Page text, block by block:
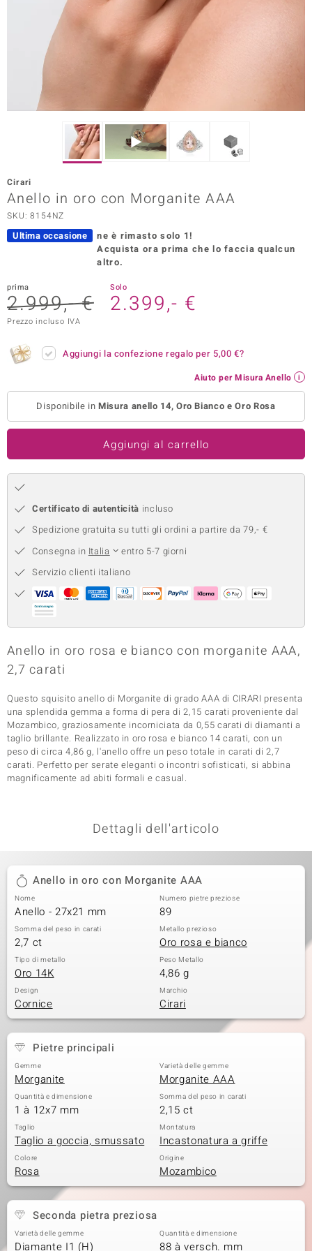
Designs
SELECTION
Paraíso
Collection
Classics
Cirari
Anello in oro con Morganite AAA
SKU: 8154NZ
Ultima occasione
ne è rimasto solo 1!
Acquista ora prima che lo faccia qualcun
altro.
prima
2.999,- €
Solo
2.399,- €
Prezzo incluso IVA
Aggiungi la confezione regalo per 5,00 €?
Aiuto per Misura Anello
Disponibile inMisura anello 14, Oro Bianco e Oro Rosa
Aggiungi al carrello
Certificato di autenticità incluso
Spedizione gratuita su tutti gli ordini a partire da 79,- €
Consegna in Italia
entro 5-7 giorni
Servizio clienti italiano
Anello in oro rosa e bianco con morganite AAA,
2,7 carati
Questo squisito anello di Morganite di grado AAA di CIRARI presenta
una splendida gemma a forma di pera di 2,15 carati proveniente dal
Mozambico, graziosamente incorniciata da 0,55 carati di diamanti a
taglio brillante. Realizzato in oro rosa e bianco 14 carati, con un
peso di circa 4,86 g, l'anello offre un peso totale in carati di 2,7
carati. Perfetto per serate eleganti o incontri sofisticati, si abbina
magnificamente ad abiti formali e casual.
Dettagli dell'articolo
Anello in oro con Morganite AAA
Nome
Anello - 27x21 mm
Numero pietre preziose
89
Somma del peso in carati
2,7 ct
Metallo prezioso
Oro rosa e bianco
Tipo di metallo
Oro 14K
Peso Metallo
4,86 g
Design
Cornice
Marchio
Cirari
Pietre principali
Gemme
Morganite
Varietà delle gemme
Morganite AAA
Quantità e dimensione
1 à 12x7 mm
Somma del peso in carati
2,15 ct
Taglio
Taglio a goccia, smussato
Montatura
Incastonatura a griffe
Colore
Rosa
Origine
Mozambico
Seconda pietra preziosa
Varietà delle gemme
Diamante I1 (H)
Quantità e dimensione
88 à versch. mm